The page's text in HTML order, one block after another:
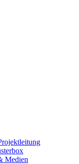
Medien